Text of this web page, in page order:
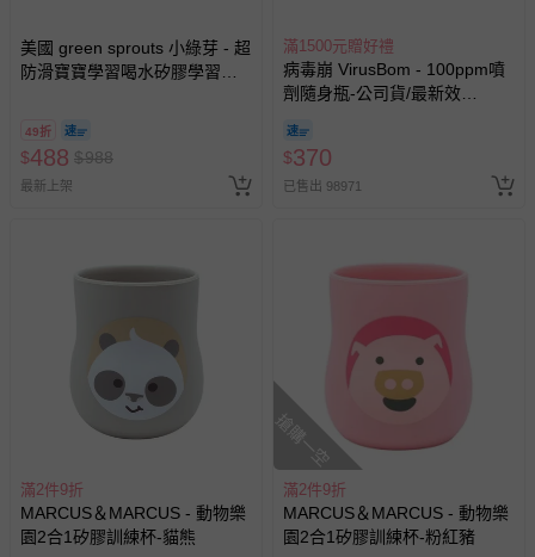
美國 green sprouts 小綠芽 - 超
防滑寶寶學習喝水矽膠學習杯-
49折
$488 $988
最新上架
滿1500元贈好禮
病毒崩 VirusBom - 100ppm噴
劑隨身瓶-公司貨/最新效
$370
已售出 98971
滿2件9折
MARCUS＆MARCUS - 動物樂
園2合1矽膠訓練杯-貓熊
搶購一空
滿2件9折
MARCUS＆MARCUS - 動物樂
園2合1矽膠訓練杯-粉紅豬